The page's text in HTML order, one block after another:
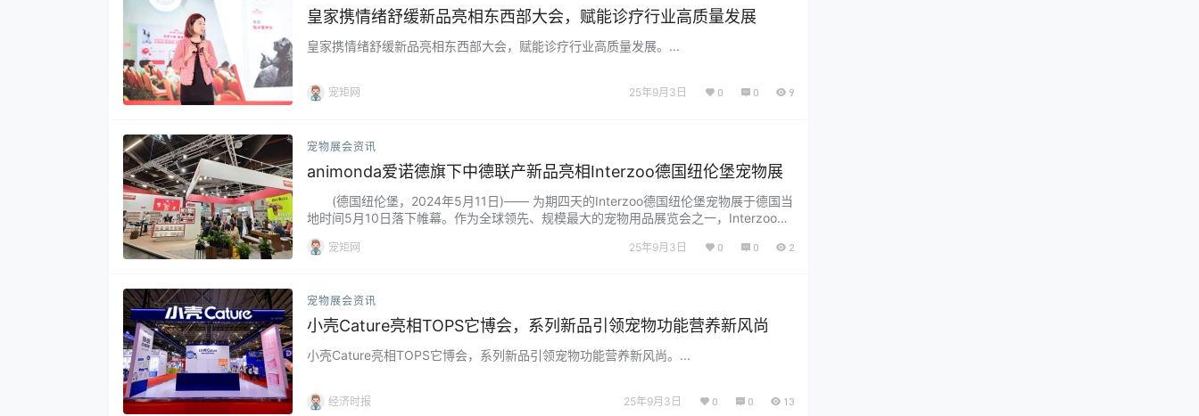
皇家携情绪舒缓新品亮相东西部大会，赋能诊疗行业高质量发展
皇家携情绪舒缓新品亮相东西部大会，赋能诊疗行业高质量发展。...
宠矩网 25年9月3日 0 0 9
宠物展会资讯
animonda爱诺德旗下中德联产新品亮相Interzoo德国纽伦堡宠物展
(德国纽伦堡，2024年5月11日)—— 为期四天的Interzoo德国纽伦堡宠物展于德国当
地时间5月10日落下帷幕。作为全球领先、规模最大的宠物用品展览会之一，Interzoo无
展商参与，展示、探索全宠物行业的最新趋势和发展，内容齐全且专业。作为德国首屈一
宠矩网 25年9月3日 0 0 2
宠物展会资讯
小壳Cature亮相TOPS它博会，系列新品引领宠物功能营养新风尚
小壳Cature亮相TOPS它博会，系列新品引领宠物功能营养新风尚。...
经济时报 25年9月3日 0 0 13